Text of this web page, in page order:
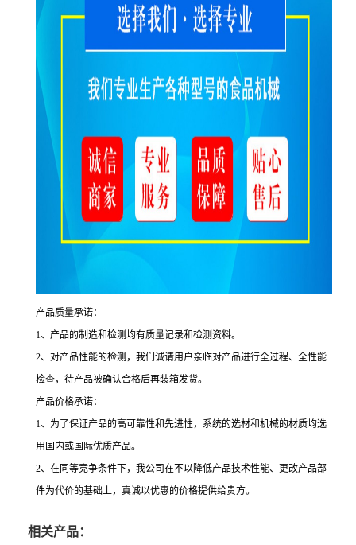
产品质量承诺：
1、产品的制造和检测均有质量记录和检测资料。
2、对产品性能的检测，我们诚请用户亲临对产品进行全过程、全性能
检查，待产品被确认合格后再装箱发货。
产品价格承诺：
1、为了保证产品的高可靠性和先进性，系统的选材和机械的材质均选
用国内或国际优质产品。
2、在同等竞争条件下，我公司在不以降低产品技术性能、更改产品部
件为代价的基础上，真诚以优惠的价格提供给贵方。
相关产品：